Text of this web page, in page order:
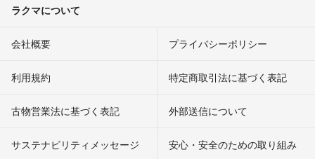
ラクマについて
会社概要 プライバシーポリシー
利用規約 特定商取引法に基づく表記
古物営業法に基づく表記 外部送信について
サステナビリティメッセージ 安心・安全のための取り組み